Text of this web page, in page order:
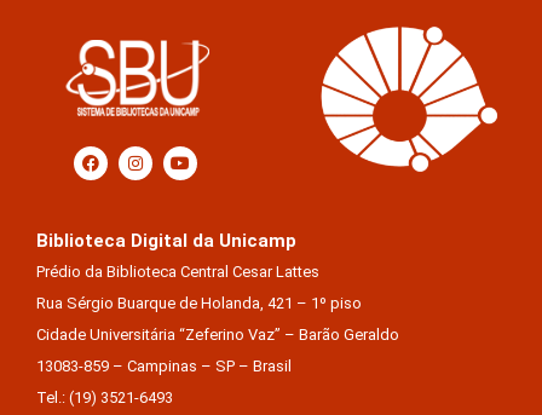
Biblioteca Digital da Unicamp
Prédio da Biblioteca Central Cesar Lattes
Rua Sérgio Buarque de Holanda, 421 – 1º piso
Cidade Universitária “Zeferino Vaz” – Barão Geraldo
13083-859 – Campinas – SP – Brasil
Tel.: (19) 3521-6493